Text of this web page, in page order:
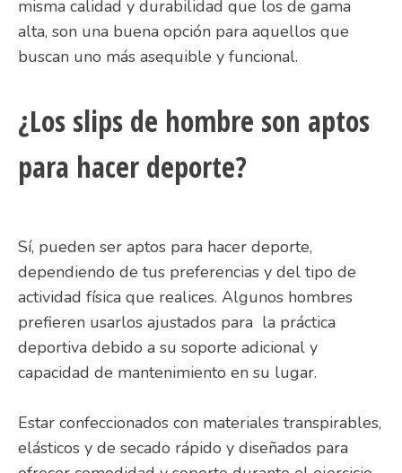
misma calidad y durabilidad que los de gama
alta, son una buena opción para aquellos que
buscan uno más asequible y funcional.
¿Los slips de hombre son aptos
para hacer deporte?
Sí, pueden ser aptos para hacer deporte,
dependiendo de tus preferencias y del tipo de
actividad física que realices. Algunos hombres
prefieren usarlos ajustados para la práctica
deportiva debido a su soporte adicional y
capacidad de mantenimiento en su lugar.
Estar confeccionados con materiales transpirables,
elásticos y de secado rápido y diseñados para